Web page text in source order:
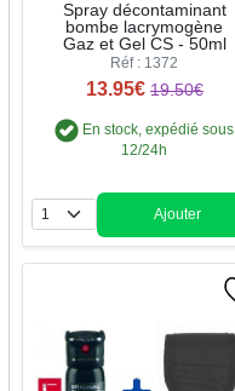
Spray décontaminant
bombe lacrymogène
Gaz et Gel CS - 50ml
Réf : 1372
13.95€ 19.50€
En stock, expédié sous
12/24h
Quantité
Ajouter